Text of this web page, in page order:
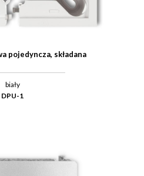
pojedyncza, składana
biały
DPU-1